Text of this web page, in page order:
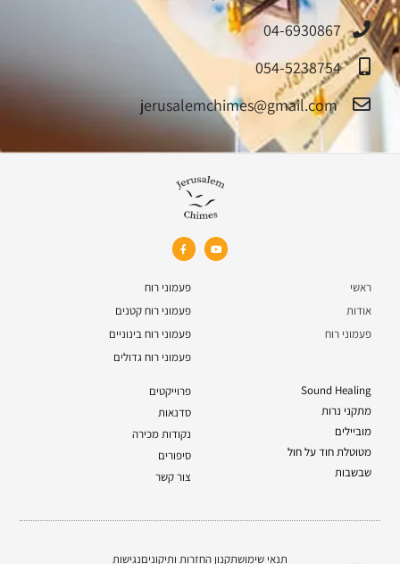
04-6930867
054-5238754
jerusalemchimes@gmail.com‏
ראשי
אודות
פעמוני רוח
פעמוני רוח
פעמוני רוח קטנים
פעמוני רוח בינוניים
פעמוני רוח גדולים
Sound Healing
מתקני נרות
מוביילים
מטוטלת חוד על חול
שבשבות
פרוייקטים
סדנאות
נקודות מכירה
סיפורים
צור קשר
תנאי שימושתקנון החזרות ותיקוניםנגישות